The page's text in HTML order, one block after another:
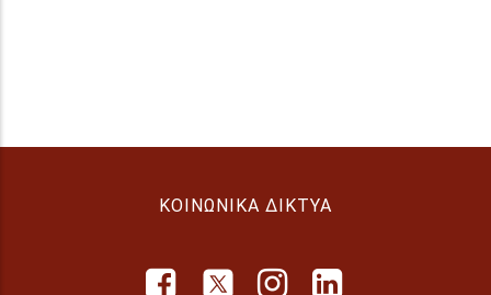
ΚΟΙΝΩΝΙΚΆ ΔΊΚΤΥΑ